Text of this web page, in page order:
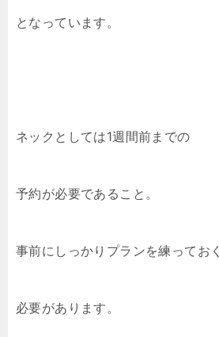
となっています。
ネックとしては1週間前までの
予約が必要であること。
事前にしっかりプランを練っておく
必要があります。